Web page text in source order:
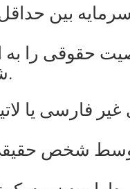
حقوقی را به
شرکت می گویند.
فارسی یا
توسط شخص